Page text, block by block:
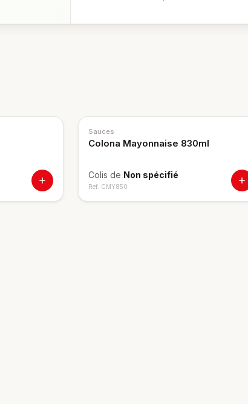
Sauces
Colona Mayonnaise 830ml
Colis de Non spécifié
Ref. CMY850